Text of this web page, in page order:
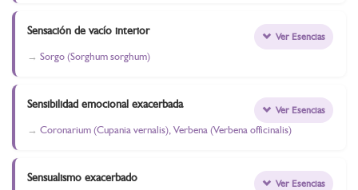
Sensación de vacío interior
Sorgo (Sorghum sorghum)
Ver Esencias
Sensibilidad emocional exacerbada
Coronarium (Cupania vernalis), Verbena (Verbena officinalis)
Ver Esencias
Sensualismo exacerbado Ver Esencias